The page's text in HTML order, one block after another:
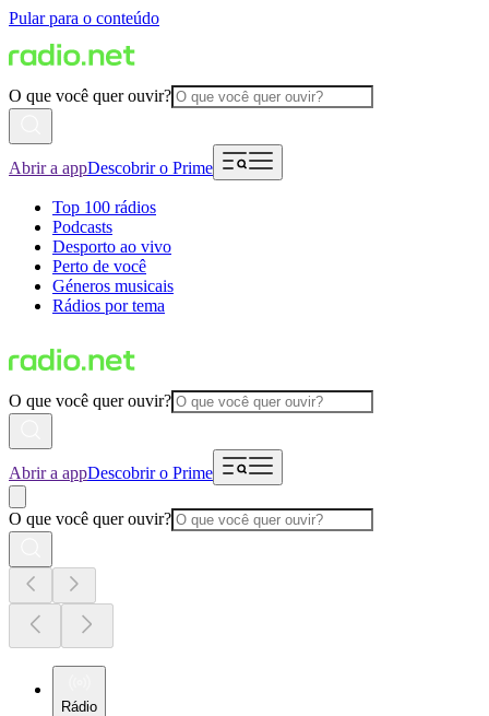
Pular para o conteúdo
O que você quer ouvir?
Abrir a appDescobrir o Prime
Top 100 rádios
Podcasts
Desporto ao vivo
Perto de você
Géneros musicais
Rádios por tema
O que você quer ouvir?
Abrir a appDescobrir o Prime
O que você quer ouvir?
Rádio